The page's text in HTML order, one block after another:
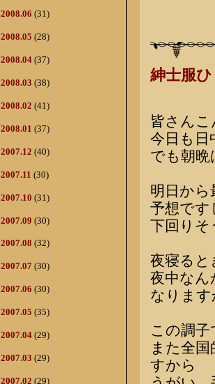
2008.06 (31)
2008.05 (28)
2008.04 (37)
2008.03 (38)
2008.02 (41)
2008.01 (37)
2007.12 (40)
2007.11 (30)
2007.10 (31)
2007.09 (30)
2007.08 (32)
2007.07 (30)
2007.06 (30)
2007.05 (35)
2007.04 (29)
2007.03 (29)
2007.02 (29)
紳士服
皆さん
今日も日
でも朝
明日から
予想です
下回りそ
夜寝る
夜中なん
なりま
この調
また全
すから